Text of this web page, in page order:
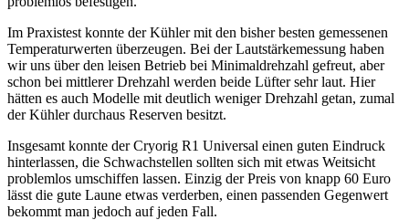
Im Praxistest konnte der Kühler mit den bisher besten gemessenen
Temperaturwerten überzeugen. Bei der Lautstärkemessung haben
wir uns über den leisen Betrieb bei Minimaldrehzahl gefreut, aber
schon bei mittlerer Drehzahl werden beide Lüfter sehr laut. Hier
hätten es auch Modelle mit deutlich weniger Drehzahl getan, zumal
der Kühler durchaus Reserven besitzt.
Insgesamt konnte der Cryorig R1 Universal einen guten Eindruck
hinterlassen, die Schwachstellen sollten sich mit etwas Weitsicht
problemlos umschiffen lassen. Einzig der Preis von knapp 60 Euro
lässt die gute Laune etwas verderben, einen passenden Gegenwert
bekommt man jedoch auf jeden Fall.